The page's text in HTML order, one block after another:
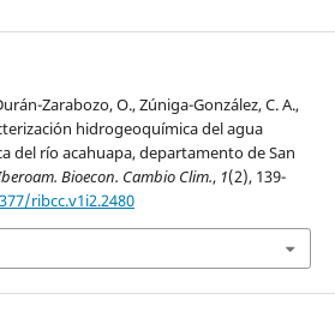
Zarabozo, O., Zúniga-González, C. A.,
hidrogeoquímica del agua
del río acahuapa, departamento de San
Bioecon. Cambio Clim., 1(2), 139-
ribcc.v1i2.2480